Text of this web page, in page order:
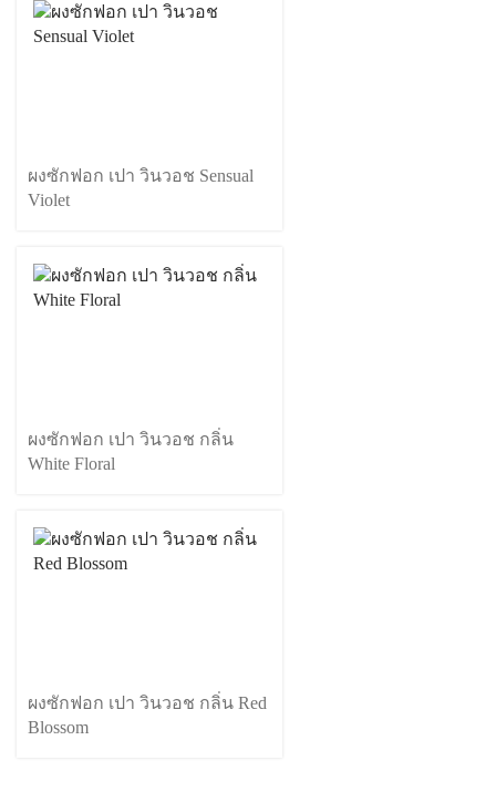
ผงซักฟอก เปา วินวอช Sensual
Violet
ผงซักฟอก เปา วินวอช กลิ่น
White Floral
ผงซักฟอก เปา วินวอช กลิ่น Red
Blossom